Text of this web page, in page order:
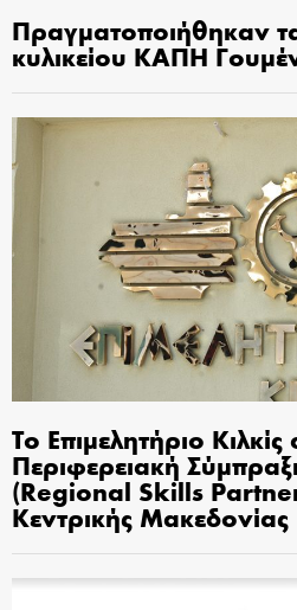
Πραγματοποιήθηκαν
κυλικείου ΚΑΠΗ
Το Επιμελητήριο
Περιφερειακή
(Regional Skills
Κεντρικής Μακεδονίας